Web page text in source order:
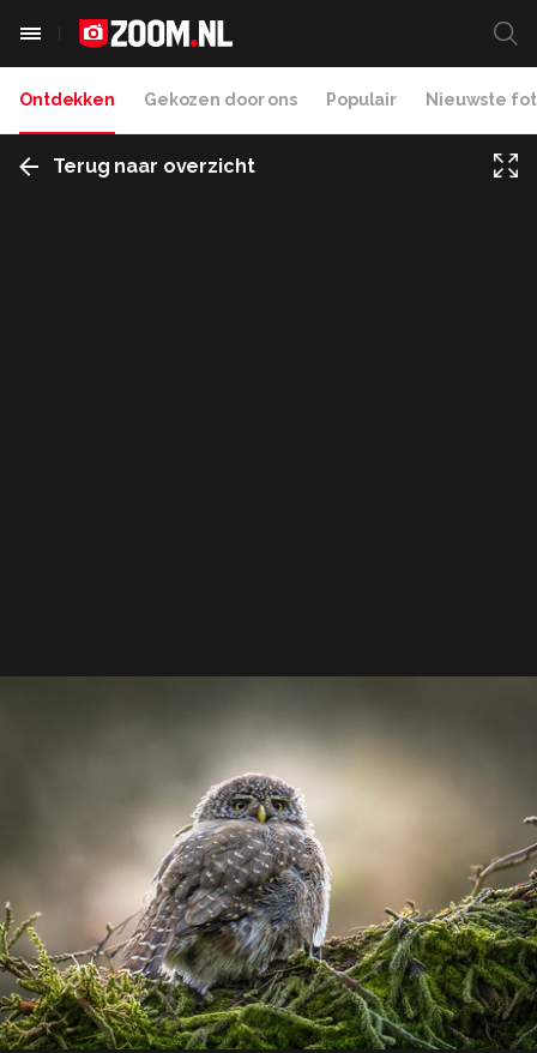
Ontdekken Gekozen door ons Populair Nieuwste
Terug naar overzicht